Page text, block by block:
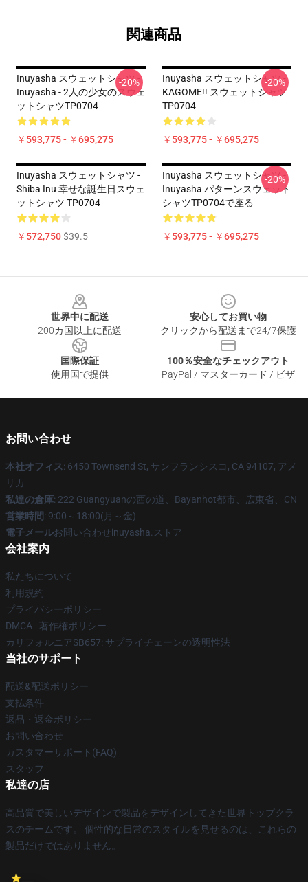
関連商品
Inuyasha スウェットシャツ -
Inuyasha - 2人の少女のスウェ
ットシャツTP0704
￥593,775 - ￥695,275
-20%
Inuyasha スウェットシャツ -
KAGOME!! スウェットシャツ
TP0704
￥593,775 - ￥695,275
-20%
Inuyasha スウェットシャツ -
Shiba Inu 幸せな誕生日スウェ
ットシャツ TP0704
￥572,750$39.5
Inuyasha スウェットシャツ -
Inuyasha パターンスウェット
シャツTP0704で座る
￥593,775 - ￥695,275
-20%
世界中に配送
200カ国以上に配送
安心してお買い物
クリックから配送まで24/7保護
国際保証
使用国で提供
100％安全なチェックアウト
PayPal / マスターカード / ビザ
お問い合わせ
本社オフィス: 6450 Townsend St, サンフランシスコ, CA 94107, アメ
リカ
私達の倉庫: 222 Guangyuanの西の道、Bayanhot都市、広東省、CN
営業時間: 9:00～18:00(月～金)
電子メールお問い合わせinuyasha.ストア
会社案内
私たちについて
利用規約
プライバシーポリシー
DMCA - 著作権ポリシー
カリフォルニアSB657: サプライチェーンの透明性法
当社のサポート
配送&配送ポリシー
支払条件
返品・返金ポリシー
お問い合わせ
カスタマーサポート(FAQ)
スタッフ
私達の店
高品質で美しいデザインで製品をデザインしてきた世界トップクラ
スのチームです。 個性的な日常のスタイルを見せるのは、これらの
製品だけではありません。